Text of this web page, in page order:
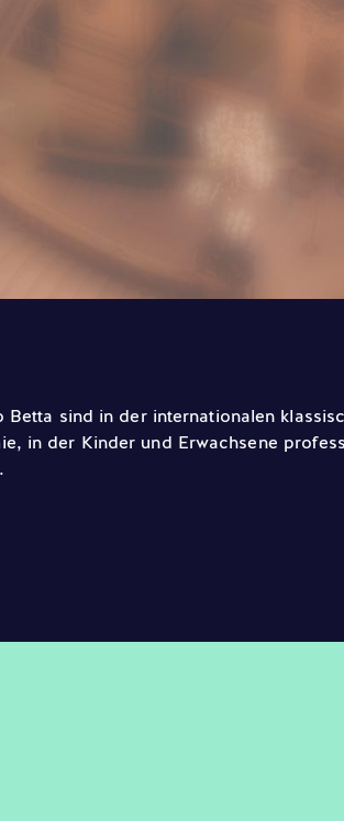
sind in der internationalen
in der Kinder und Erwachsene